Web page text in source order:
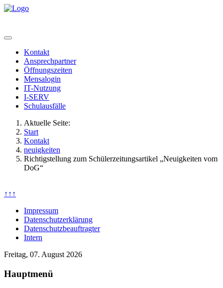
Kontakt
Ansprechpartner
Öffnungszeiten
Mensalogin
IT-Nutzung
I-SERV
Schulausfälle
Aktuelle Seite:
Start
Kontakt
neuigkeiten
Richtigstellung zum Schülerzeitungsartikel „Neuigkeiten vom
DoG“
↑↑↑
Impressum
Datenschutzerklärung
Datenschutzbeauftragter
Intern
Freitag, 07. August 2026
Hauptmenü